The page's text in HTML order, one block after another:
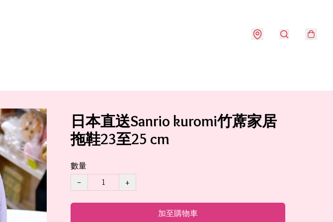
日本直送Sanrio kuromi竹蓆家居
拖鞋23至25 cm
數量
−
+
加至購物車